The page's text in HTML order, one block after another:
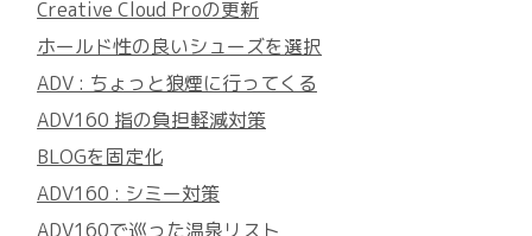
Creative Cloud Proの更新
ホールド性の良いシューズを選択
ADV : ちょっと狼煙に行ってくる
ADV160 指の負担軽減対策
BLOGを固定化
ADV160 : シミー対策
ADV160で巡った温泉リスト